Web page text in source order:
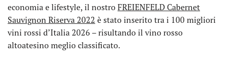
economia e lifestyle, il nostro FREIENFELD Cabernet
Sauvignon Riserva 2022 è stato inserito tra i 100 migliori
vini rossi d’Italia 2026 – risultando il vino rosso
altoatesino meglio classificato.